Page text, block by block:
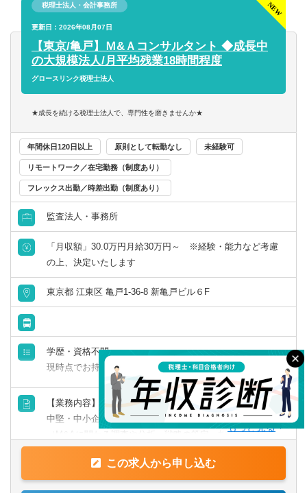
・財務コンサル業務を担当。
・年商10億円未満の中規模法人をメインで担当。
・年商10億円超の企業グループをチームの一員として担
当。
・その他、経験を積みたい分野があれば積極的に該当案件
へ参加して経験を積む（例：組織再編や事業承継対策の提
応）。
◆入社5年目以降（年収1,200万円以上）
・担当顧問25～35件前後。共同案件のリーダー担当5～10
件前後。
・オフィスの拠点長や管理責任者、またはその補佐を担
当。もしくは複雑案件等をメインで担当する「スペシャリ
・年商10億円超の企業グループをチームの主担当として対
応。
・組織再編や事業承継対策の提案、DD業務などのスポット
業務をチームの主担当として対応。
～443,900円以上。45時間分の固定残業代91,100円～
156,100円以上を含む）
・金商法監査、有価証券届出書、有価証券報告書、決算短
信作成
・会計監査対応とJ-SOX及び内部統制監査対応
・会計業務における業務改善、効率化対応
・新商品開発に関する会計的対応
・証券外務員資格保有の方
します）
【求める人物像】
・経理の経験を活かして、もっと成長したい方
・チームワークを大切にできる方
・変化を楽しめる、前向きな方
・新しい知識を学ぶことに意欲的な方
できる方
いただきます
・単体の月次・四半期・年次決算業務の統括
・連結決算業務（国内外の子会社を担当）の統括
・親会社（楽天証券ホールディングス）への報告資料作成
・金融庁への報告資料作成
・決算短信などの作成
※ 楽天証券ホールディングスの経理業務も兼務していただ
きます。
【組織】
所属は財務企画本部 経理部
税理士法人・会計事務所
更新日：2026年08月07日
【東京/亀戸】Ｍ&Ａコンサルタント ◆成長中
の大規模法人/月平均残業18時間程度
グロースリンク税理士法人
★成長を続ける税理士法人で、専門性を磨きませんか★
年間休日120日以上 原則として転勤なし 未経験可
リモートワーク／在宅勤務（制度あり）
フレックス出勤／時差出勤（制度あり）
監査法人・事務所
「月収額」30.0万円月給30万円～ ※経験・能力など考慮
の上、決定いたします
東京都 江東区 亀戸1-36-8 新亀戸ビル６F
学歴・資格不問。
現時点でお持ちの知識・スキルを活かしながら働けます！
【必須】
■M＆Aの実務経験がある方
【優遇】
■M＆Aエキスパート認定資格
【業務内容】
中堅・中小企業・医療法人等のM＆Aに関する一連の業務
（M&Aに関わる調査や分析、戦略の策定、相手側との交
M&Aは、お客様にとって「人生の転機」となる大きな取引
この求人から申し込む
検索する クリア